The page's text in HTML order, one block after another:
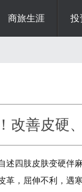
商旅生涯 投
改善皮硬
述四肢皮肤变硬伴
革，屈伸不利，遇